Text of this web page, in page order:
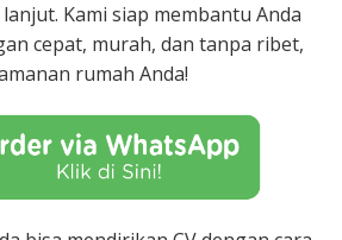
Kami siap membantu Anda
cepat, murah, dan tanpa ribet,
rumah Anda!